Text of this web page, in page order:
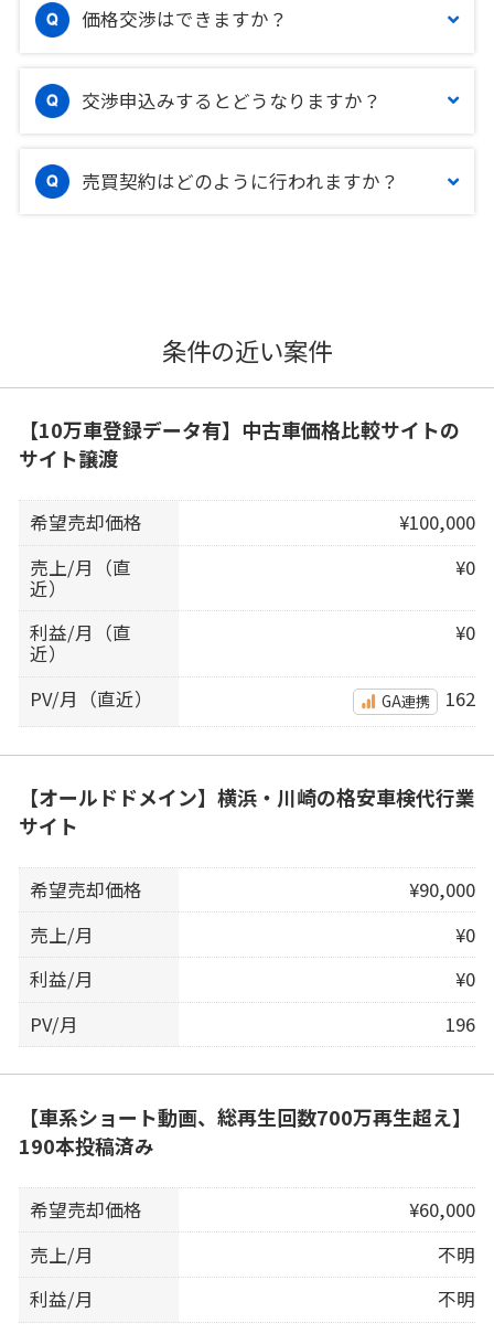
価格交渉はできますか？
交渉申込みするとどうなりますか？
売買契約はどのように行われますか？
条件の近い案件
【10万車登録データ有】中古車価格比較サイトの
サイト譲渡
希望売却価格
¥100,000
売上/月（直
近）
¥0
利益/月（直
近）
¥0
PV/月（直近） GA連携 162
【オールドドメイン】横浜・川崎の格安車検代行業
サイト
希望売却価格
¥90,000
売上/月
¥0
利益/月
¥0
PV/月
196
【車系ショート動画、総再生回数700万再生超え】
190本投稿済み
希望売却価格
¥60,000
売上/月
不明
利益/月
不明